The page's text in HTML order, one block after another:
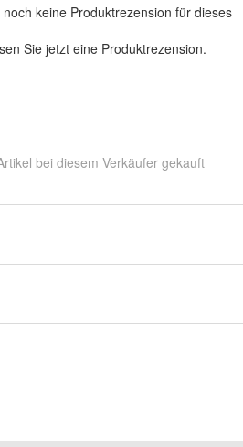
noch keine Produktrezension für dieses
Sie jetzt eine Produktrezension.
bei diesem Verkäufer gekauft